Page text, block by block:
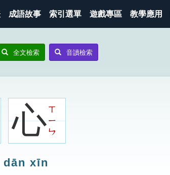
成語故事 索引選單 遊戲專區 教學應用
全文檢索 音讀檢索
心ㄒ
ㄧ
ㄣ
dān xīn